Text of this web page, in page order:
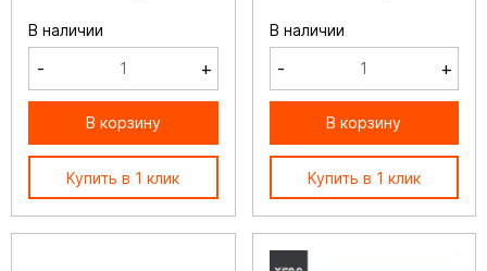
В наличии
- +
В корзину
Купить в 1 клик
В наличии
- +
В корзину
Купить в 1 клик